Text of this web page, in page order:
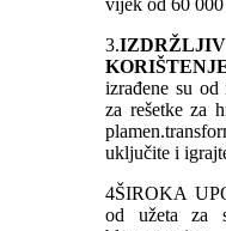
vijek od 60 000
3.
izrađene su
za rešetke za
uključite i
4ŠIROKA
od užeta za